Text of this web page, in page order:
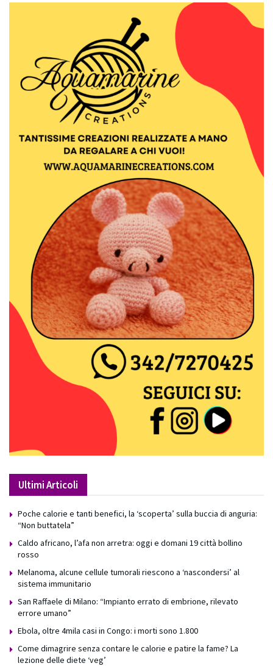
Ultimi Articoli
Poche calorie e tanti benefici, la ‘scoperta’ sulla buccia di anguria:
“Non buttatela”
Caldo africano, l’afa non arretra: oggi e domani 19 città bollino
rosso
Melanoma, alcune cellule tumorali riescono a ‘nascondersi’ al
sistema immunitario
San Raffaele di Milano: “Impianto errato di embrione, rilevato
errore umano”
Ebola, oltre 4mila casi in Congo: i morti sono 1.800
Come dimagrire senza contare le calorie e patire la fame? La
lezione delle diete ‘veg’